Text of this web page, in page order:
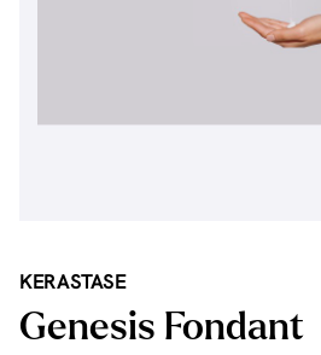
KERASTASE
Genesis Fondant